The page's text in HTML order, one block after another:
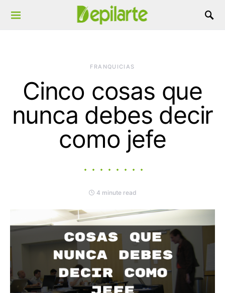
Search for:
FRANQUICIAS
Cinco cosas que
nunca debes decir
como jefe
4 minute read